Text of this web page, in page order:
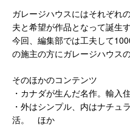
ガレージハウスにはそれぞれ
夫と希望が作品となって誕生す
今回、編集部では工夫して
の施主の方にガレージハウス
そのほかのコンテンツ
・カナダが生んだ名作。輸入
・外はシンプル、内はナチュ
活。 ほか